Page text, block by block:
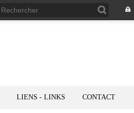
LIENS - LINKS CONTACT